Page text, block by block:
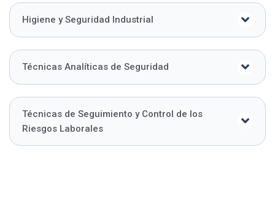
Higiene y Seguridad Industrial
Técnicas Analíticas de Seguridad
Técnicas de Seguimiento y Control de los
Riesgos Laborales